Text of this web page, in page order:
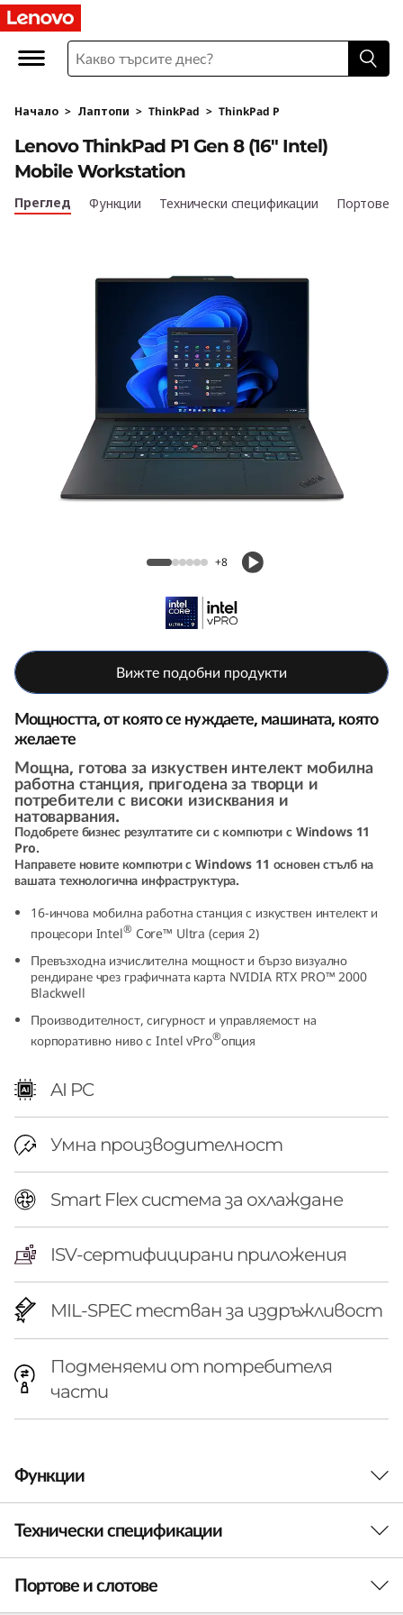
T
h
n
k
P
n
h
n
e
P
e
m
u
m
P
o
e
i
Начало > Лаптопи > ThinkPad > ThinkPad P
Mobile Workstation
Lenovo ThinkPad P1 Gen 8 (16" Intel)
Mobile Workstation
Преглед Функции Технически спецификации Портове
+8
Вижте подобни продукти
Мощността, от която се нуждаете, машината, която
желаете
Мощна, готова за изкуствен интелект мобилна
работна станция, пригодена за творци и
потребители с високи изисквания и
натоварвания.
Подобрете бизнес резултатите си с компютри с Windows 11
Pro.
Направете новите компютри с Windows 11 основен стълб на
вашата технологична инфраструктура.
16-инчова мобилна работна станция с изкуствен интелект и
процесори Intel® Core™ Ultra (серия 2)
Превъзходна изчислителна мощност и бързо визуално
рендиране чрез графичната карта NVIDIA RTX PRO™ 2000
Blackwell
Производителност, сигурност и управляемост на
корпоративно ниво с Intel vPro®опция
AI PC
Умна производителност
Smart Flex система за охлаждане
ISV-сертифицирани приложения
MIL-SPEC тестван за издръжливост
Подменяеми от потребителя
части
Функции
ПОСТОЯННА ПРОИЗВОДИТЕЛНОСТ
Преносима мощност и
ефективност от ново
Технически спецификации
Производителност
Портове и слотове